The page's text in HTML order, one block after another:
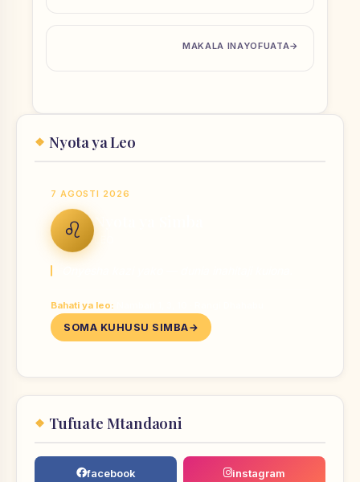
MAKALA INAYOFUATA
Nyota ya Leo
7 AGOSTI 2026
♌
Bahati ya leo:
SOMA KUHUSU SIMBA
Tufuate Mtandaoni
facebook instagram